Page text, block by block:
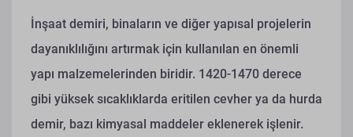
İnşaat demiri, binaların ve diğer yapısal projelerin
dayanıklılığını artırmak için kullanılan en önemli
yapı malzemelerinden biridir. 1420-1470 derece
gibi yüksek sıcaklıklarda eritilen cevher ya da hurda
demir, bazı kimyasal maddeler eklenerek işlenir.